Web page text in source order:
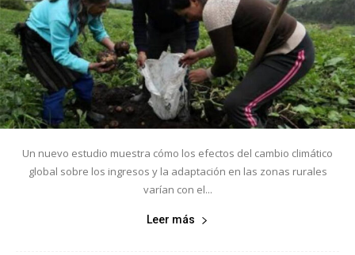
Un nuevo estudio muestra cómo los efectos del cambio climático
global sobre los ingresos y la adaptación en las zonas rurales
varían con el...
Leer más